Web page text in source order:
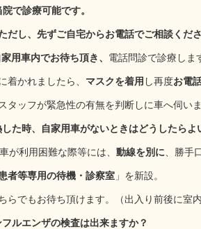
で診療可能です。
、先ずご自宅からお電話でご相談くださ
用車内でお待ち頂き、 電話問診で診療しま
着かれましたら、 マスクを着用 し再度お電
フが緊急性の有無を判断しに車へ伺いま
た時、自家用車がないときはどうしたらよ
が利用困難な際等には、 動線を別に 、勝手
者等専用の待機・診察室 」を新設。
でもお待ち頂けます。（出入り前後に室内
ルエンザの検査は出来ますか？